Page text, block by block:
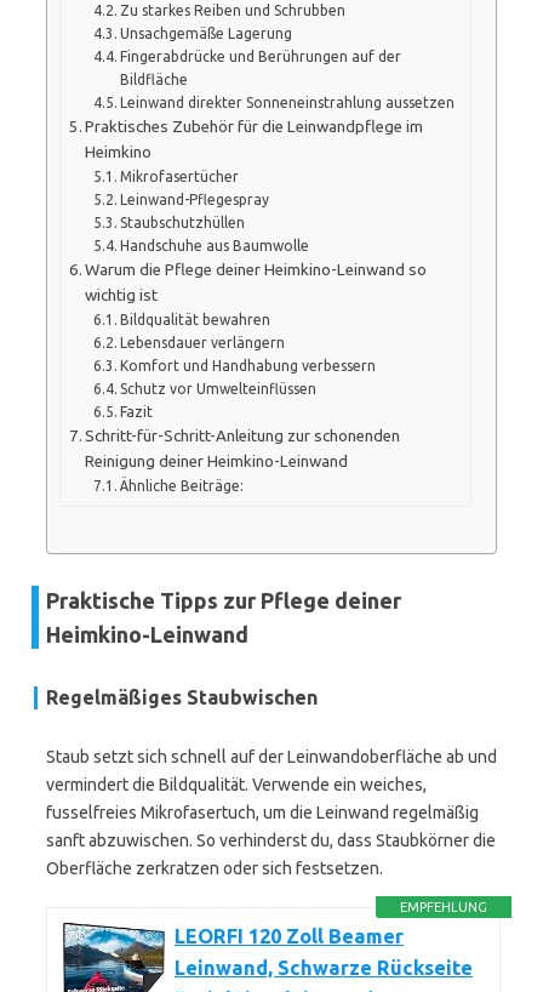
Zu starkes Reiben und Schrubben
Unsachgemäße Lagerung
Fingerabdrücke und Berührungen auf der
Bildfläche
Leinwand direkter Sonneneinstrahlung aussetzen
Praktisches Zubehör für die Leinwandpflege im
Heimkino
Mikrofasertücher
Leinwand-Pflegespray
Staubschutzhüllen
Handschuhe aus Baumwolle
Warum die Pflege deiner Heimkino-Leinwand so
wichtig ist
Bildqualität bewahren
Lebensdauer verlängern
Komfort und Handhabung verbessern
Schutz vor Umwelteinflüssen
Fazit
Schritt-für-Schritt-Anleitung zur schonenden
Reinigung deiner Heimkino-Leinwand
Ähnliche Beiträge:
Praktische Tipps zur Pflege deiner
Heimkino-Leinwand
Regelmäßiges Staubwischen
Staub setzt sich schnell auf der Leinwandoberfläche ab und
vermindert die Bildqualität. Verwende ein weiches,
fusselfreies Mikrofasertuch, um die Leinwand regelmäßig
sanft abzuwischen. So verhinderst du, dass Staubkörner die
Oberfläche zerkratzen oder sich festsetzen.
EMPFEHLUNG
LEORFI 120 Zoll Beamer
Leinwand, Schwarze Rückseite